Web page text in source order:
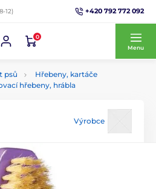
12) +420 792 772 092
0
Menu
psů
Hřebeny, kartáče
hřebeny, hrábla
Výrobce